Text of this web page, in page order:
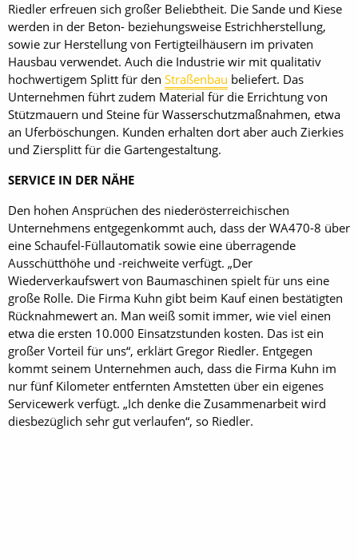
Riedler erfreuen sich großer Beliebtheit. Die Sande und Kiese
werden in der Beton- beziehungsweise Estrichherstellung,
sowie zur Herstellung von Fertigteilhäusern im privaten
Hausbau verwendet. Auch die Industrie wir mit qualitativ
hochwertigem Splitt für den Straßenbau beliefert. Das
Unternehmen führt zudem Material für die Errichtung von
Stützmauern und Steine für Wasserschutzmaßnahmen, etwa
an Uferböschungen. Kunden erhalten dort aber auch Zierkies
und Ziersplitt für die Gartengestaltung.
SERVICE IN DER NÄHE
Den hohen Ansprüchen des niederösterreichischen
Unternehmens entgegenkommt auch, dass der WA470-8 über
eine Schaufel-Füllautomatik sowie eine überragende
Ausschütthöhe und -reichweite verfügt. „Der
Wiederverkaufswert von Baumaschinen spielt für uns eine
große Rolle. Die Firma Kuhn gibt beim Kauf einen bestätigten
Rücknahmewert an. Man weiß somit immer, wie viel einen
etwa die ersten 10.000 Einsatzstunden kosten. Das ist ein
großer Vorteil für uns“, erklärt Gregor Riedler. Entgegen
kommt seinem Unternehmen auch, dass die Firma Kuhn im
nur fünf Kilometer entfernten Amstetten über ein eigenes
Servicewerk verfügt. „Ich denke die Zusammenarbeit wird
diesbezüglich sehr gut verlaufen“, so Riedler.